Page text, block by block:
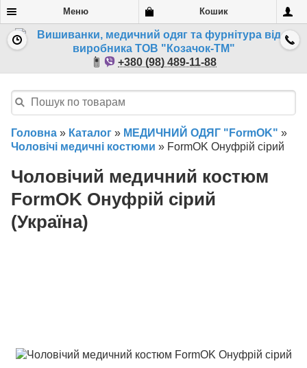
Меню Кошик
+380 (98) 489-11-88
Головна » Каталог » МЕДИЧНИЙ ОДЯГ "FormOK" »
Чоловічі медичні костюми » FormOK Онуфрій сірий
Чоловічий медичний костюм
FormOK Онуфрій сірий
(Україна)